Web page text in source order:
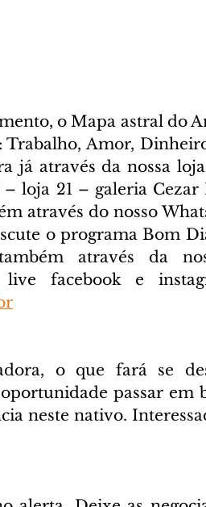
o Mapa astral do
Amor,
já através da nossa
loja 21 – galeria
através do nosso
o programa Bom
facebook e
o que fará se
passar em
neste nativo.